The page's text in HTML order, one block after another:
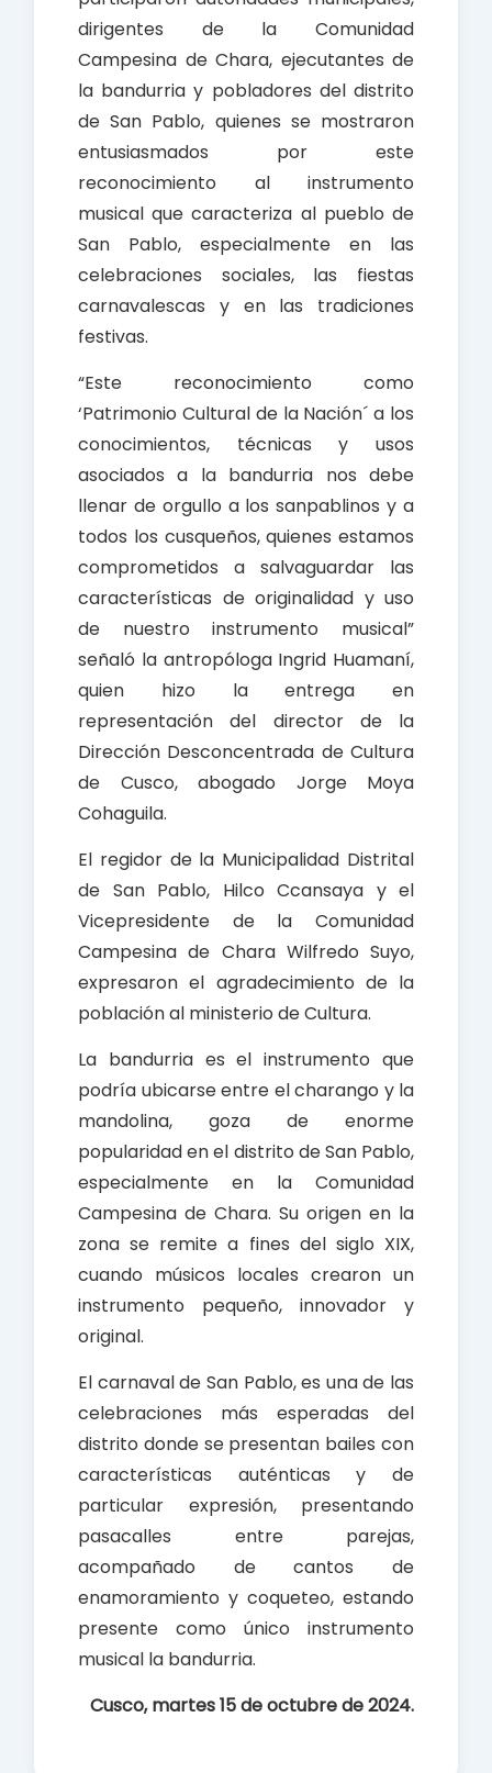
dirigentes de la Comunidad
Campesina de Chara, ejecutantes de
la bandurria y pobladores del distrito
de San Pablo, quienes se mostraron
entusiasmados por este
reconocimiento al instrumento
musical que caracteriza al pueblo de
San Pablo, especialmente en las
celebraciones sociales, las fiestas
carnavalescas y en las tradiciones
festivas.
“Este reconocimiento como
‘Patrimonio Cultural de la Nación´ a los
conocimientos, técnicas y usos
asociados a la bandurria nos debe
llenar de orgullo a los sanpablinos y a
todos los cusqueños, quienes estamos
comprometidos a salvaguardar las
características de originalidad y uso
de nuestro instrumento musical”
señaló la antropóloga Ingrid Huamaní,
quien hizo la entrega en
representación del director de la
Dirección Desconcentrada de Cultura
de Cusco, abogado Jorge Moya
Cohaguila.
El regidor de la Municipalidad Distrital
de San Pablo, Hilco Ccansaya y el
Vicepresidente de la Comunidad
Campesina de Chara Wilfredo Suyo,
expresaron el agradecimiento de la
población al ministerio de Cultura.
La bandurria es el instrumento que
podría ubicarse entre el charango y la
mandolina, goza de enorme
popularidad en el distrito de San Pablo,
especialmente en la Comunidad
Campesina de Chara. Su origen en la
zona se remite a fines del siglo XIX,
cuando músicos locales crearon un
instrumento pequeño, innovador y
original.
El carnaval de San Pablo, es una de las
celebraciones más esperadas del
distrito donde se presentan bailes con
características auténticas y de
particular expresión, presentando
pasacalles entre parejas,
acompañado de cantos de
enamoramiento y coqueteo, estando
presente como único instrumento
musical la bandurria.
Cusco, martes 15 de octubre de 2024.